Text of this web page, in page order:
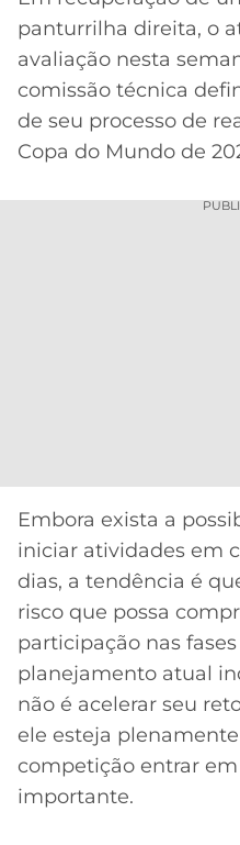
ONLINE
2026
GRÊMIO
ATLÉTICO
MG
CRUZEIRO
LALIGA
panturrilha direita, o
avaliação nesta
comissão técnica
de seu processo de
Copa do Mundo de
Embora exista a
iniciar atividades em
dias, a tendência é
risco que possa
participação nas
planejamento atual
não é acelerar seu
ele esteja
competição entrar
importante.